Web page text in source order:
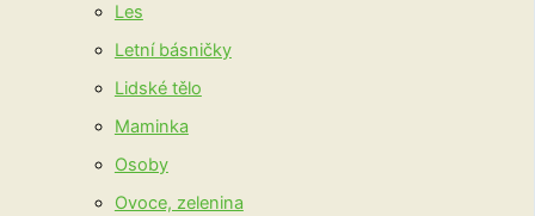
Les
Letní básničky
Lidské tělo
Maminka
Osoby
Ovoce, zelenina